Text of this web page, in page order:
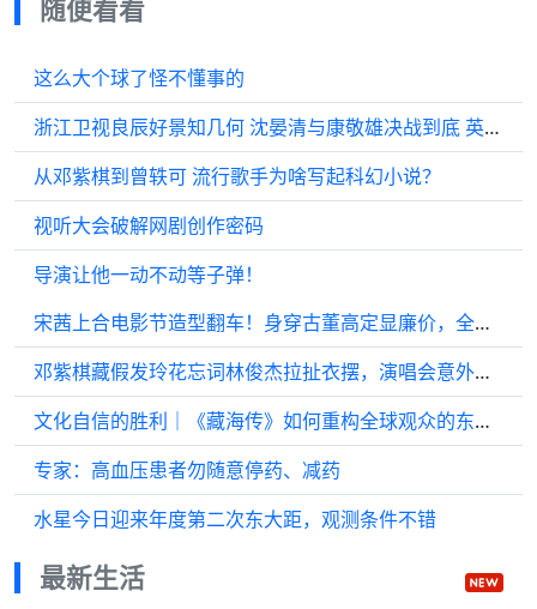
随便看看
这么大个球了怪不懂事的
浙江卫视良辰好景知几何 沈晏清与康敬雄决战到底 英勇牺牲
从邓紫棋到曾轶可 流行歌手为啥写起科幻小说？
视听大会破解网剧创作密码
导演让他一动不动等子弹！
宋茜上合电影节造型翻车！身穿古董高定显廉价，全靠颜值支撑！
邓紫棋藏假发玲花忘词林俊杰拉扯衣摆，演唱会意外频出
文化自信的胜利｜《藏海传》如何重构全球观众的东方想象
专家：高血压患者勿随意停药、减药
水星今日迎来年度第二次东大距，观测条件不错
最新生活